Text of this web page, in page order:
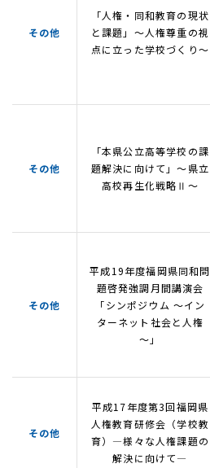
その他
「人権・同和教育の現状
と課題」～人権尊重の視
点に立った学校づくり～
その他
「本県公立高等学校の課
題解決に向けて」～県立
高校再生化戦略Ⅱ～
その他
平成19年度福岡県同和問
題啓発強調月間講演会
「シンポジウム ～イン
ターネット社会と人権
～」
その他
平成17年度第3回福岡県
人権教育研修会（学校教
育）―様々な人権課題の
解決に向けて―